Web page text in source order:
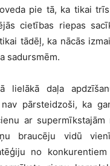
pie tā, ka tikai
cietības riepas
tādēļ, ka nācās
sadursmēm.
lielākā daļa
pārsteidzoši, ka
ar
braucēju vidū
no